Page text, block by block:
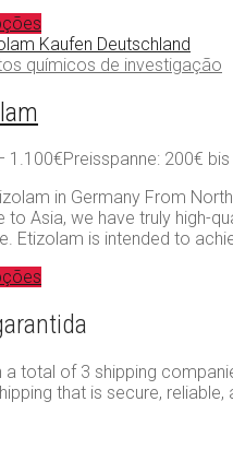
químicos de investigação
1.100€Preisspanne: 200€
in Germany From
to Asia, we have truly high-
Etizolam is intended to
a total of 3 shipping
that is secure, reliable,